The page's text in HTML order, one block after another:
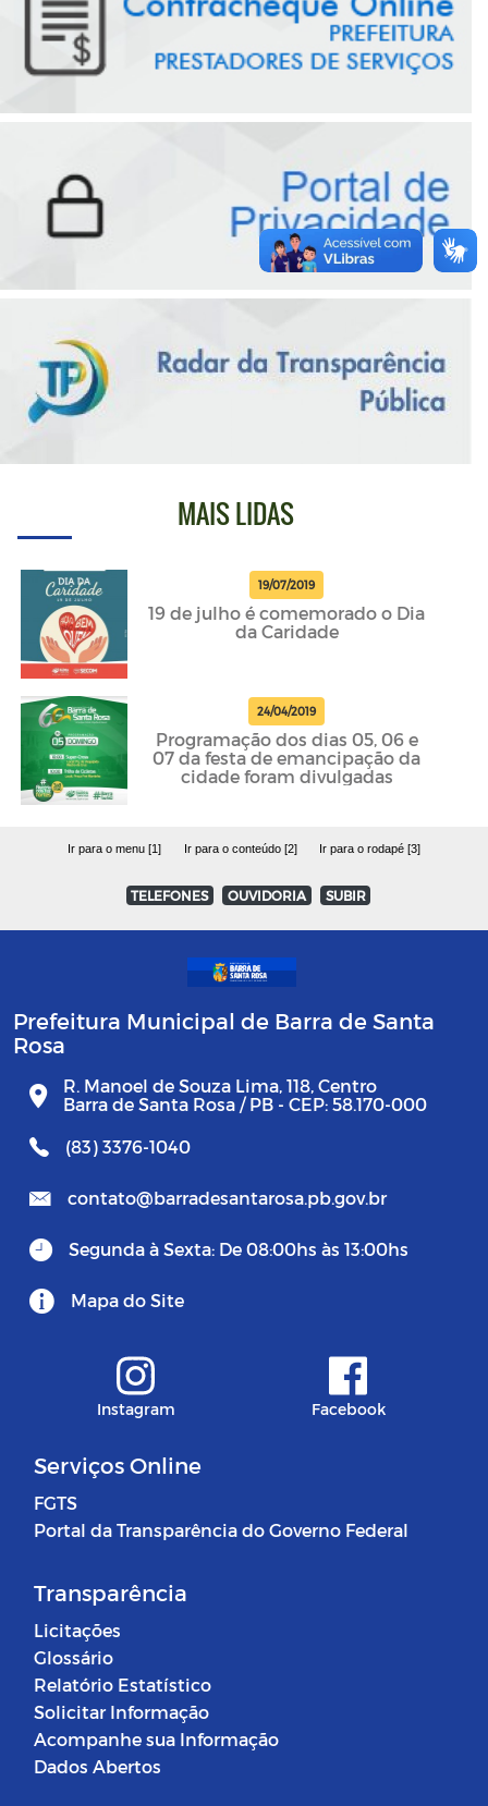
MAIS LIDAS
19/07/2019
19 de julho é comemorado o Dia
da Caridade
24/04/2019
Programação dos dias 05, 06 e
07 da festa de emancipação da
cidade foram divulgadas
Ir para o menu [1] Ir para o conteúdo [2] Ir para o rodapé [3]
TELEFONES OUVIDORIA SUBIR
Prefeitura Municipal de Barra de Santa
Rosa
R. Manoel de Souza Lima, 118, Centro
Barra de Santa Rosa / PB - CEP: 58.170-000
(83) 3376-1040
contato@barradesantarosa.pb.gov.br
Segunda à Sexta: De 08:00hs às 13:00hs
Mapa do Site
Instagram Facebook
Serviços Online
FGTS
Portal da Transparência do Governo Federal
Transparência
Licitações
Glossário
Relatório Estatístico
Solicitar Informação
Acompanhe sua Informação
Dados Abertos